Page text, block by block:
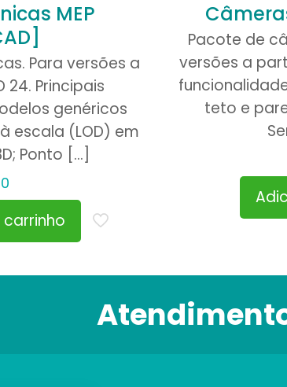
MEP
Para versões a
24. Principais
genéricos
escala (LOD) em
Ponto […]
Pacote de
versões a
teto e